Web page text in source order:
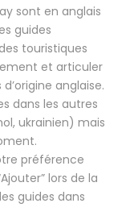
sont en anglais
guides
touristiques
et articuler
anglaise.
dans les autres
ukrainien) mais
préférence
lors de la
guides dans